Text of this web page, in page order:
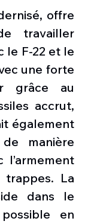
offre
travailler
le F-22 et le
une forte
grâce au
accrut,
également
manière
l’armement
La
dans le
en